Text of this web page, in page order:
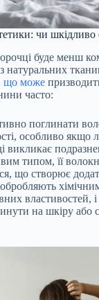
чи шкідливо
буде менш
натуральних
що може
часто:
поглинати
особливо якщо
викликає
типом, її
що створює
властивостей,
на шкіру або